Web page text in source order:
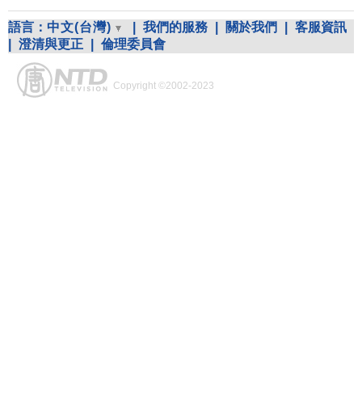
語言： 中文(台灣) 我們的服務 關於我們
客服資訊
澄清與更正 倫理委員會
Copyright ©2002-2023